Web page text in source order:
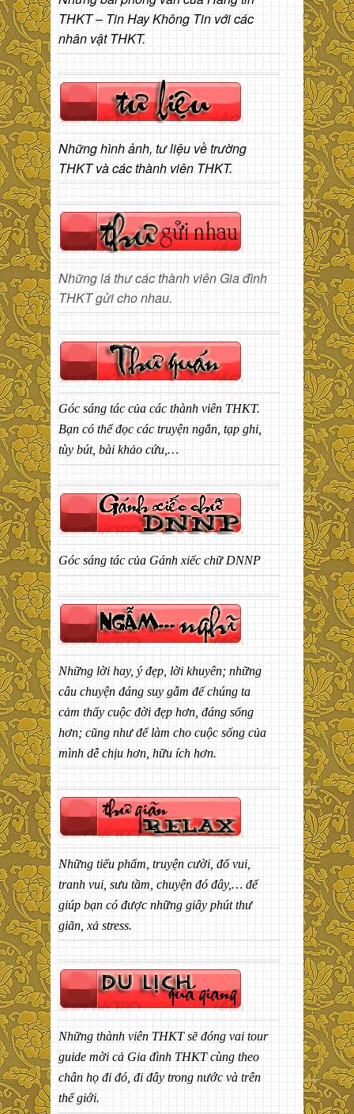
THKT – Tin Hay Không Tin với các
nhân vật THKT.
Những hình ảnh, tư liệu về trường
THKT và các thành viên THKT.
Những lá thư các thành viên Gia đình
THKT gửi cho nhau.
Góc sáng tác của các thành viên THKT.
Bạn có thể đọc các truyện ngắn, tạp ghi,
tùy bút, bài khảo cứu,…
Góc sáng tác của Gánh xiếc chữ DNNP
Những lời hay, ý đẹp, lời khuyên; những
câu chuyện đáng suy gẫm để chúng ta
cảm thấy cuộc đời đẹp hơn, đáng sống
hơn; cũng như để làm cho cuộc sống của
mình dễ chịu hơn, hữu ích hơn.
Những tiểu phẩm, truyện cười, đố vui,
tranh vui, sưu tầm, chuyện đó đây,… để
giúp bạn có được những giây phút thư
giãn, xả stress.
Những thành viên THKT sẽ đóng vai tour
guide mời cả Gia đình THKT cùng theo
chân họ đi đó, đi đây trong nước và trên
thế giới.